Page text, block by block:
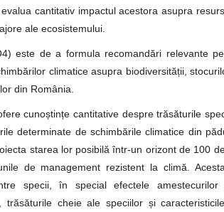
cantitativ impactul acestora asupra
ale ecosistemului.
este de a formula recomandări relevante
climatice asupra biodiversității,
din România.
cunoștințe cantitative despre trăsăturile
determinate de schimbările climatice din
starea lor posibilă într-un orizont de 100
de management rezistent la climă.
specii, în special efectele amestecurilor
trăsăturile cheie ale speciilor și